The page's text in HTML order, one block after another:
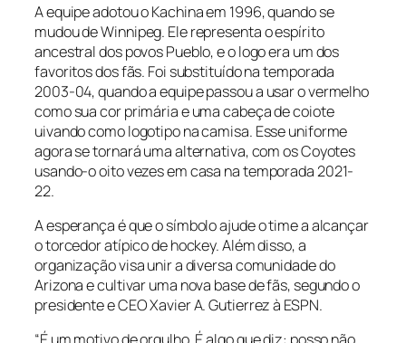
A equipe adotou o Kachina em 1996, quando se
mudou de Winnipeg. Ele representa o espírito
ancestral dos povos Pueblo, e o logo era um dos
favoritos dos fãs. Foi substituído na temporada
2003-04, quando a equipe passou a usar o vermelho
como sua cor primária e uma cabeça de coiote
uivando como logotipo na camisa. Esse uniforme
agora se tornará uma alternativa, com os Coyotes
usando-o oito vezes em casa na temporada 2021-
22.
A esperança é que o símbolo ajude o time a alcançar
o torcedor atípico de hockey. Além disso, a
organização visa unir a diversa comunidade do
Arizona e cultivar uma nova base de fãs, segundo o
presidente e CEO Xavier A. Gutierrez à ESPN.